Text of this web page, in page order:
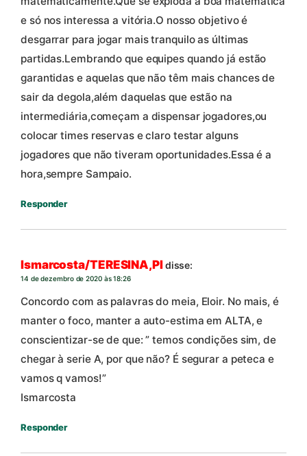
e só nos interessa a vitória.O nosso objetivo é
desgarrar para jogar mais tranquilo as últimas
partidas.Lembrando que equipes quando já estão
garantidas e aquelas que não têm mais chances de
sair da degola,além daquelas que estão na
intermediária,começam a dispensar jogadores,ou
colocar times reservas e claro testar alguns
jogadores que não tiveram oportunidades.Essa é a
hora,sempre Sampaio.
Responder
Ismarcosta/TERESINA,PIdisse:
14 de dezembro de 2020 às 18:26
Concordo com as palavras do meia, Eloir. No mais, é
manter o foco, manter a auto-estima em ALTA, e
conscientizar-se de que: ” temos condições sim, de
chegar à serie A, por que não? É segurar a peteca e
vamos q vamos!”
Ismarcosta
Responder